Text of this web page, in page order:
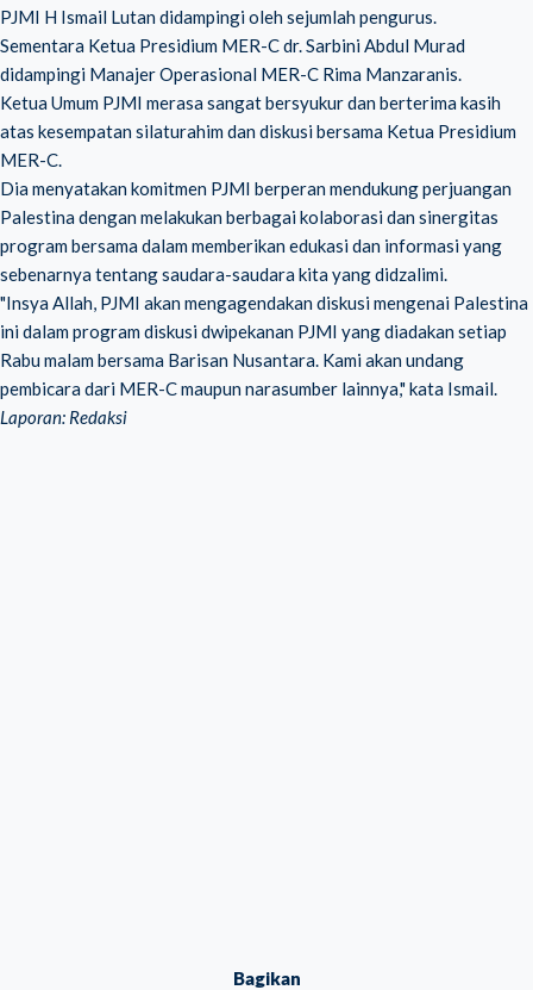
PJMI H Ismail Lutan didampingi oleh sejumlah pengurus.
Sementara Ketua Presidium MER-C dr. Sarbini Abdul Murad
didampingi Manajer Operasional MER-C Rima Manzaranis.
Ketua Umum PJMI merasa sangat bersyukur dan berterima kasih
atas kesempatan silaturahim dan diskusi bersama Ketua Presidium
MER-C.
Dia menyatakan komitmen PJMI berperan mendukung perjuangan
Palestina dengan melakukan berbagai kolaborasi dan sinergitas
program bersama dalam memberikan edukasi dan informasi yang
sebenarnya tentang saudara-saudara kita yang didzalimi.
"Insya Allah, PJMI akan mengagendakan diskusi mengenai Palestina
ini dalam program diskusi dwipekanan PJMI yang diadakan setiap
Rabu malam bersama Barisan Nusantara. Kami akan undang
pembicara dari MER-C maupun narasumber lainnya," kata Ismail.
Laporan: Redaksi
Bagikan